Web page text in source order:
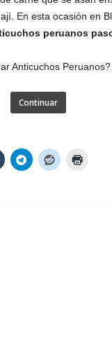
En esta ocasión en
peruanos
Continuar